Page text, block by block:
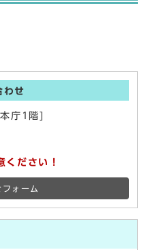
わせ
庁1階]
ください！
ォーム